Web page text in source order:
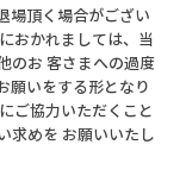
場頂く場合がござい
おかれましては、当
のお 客さまへの過度
願いをする形となり
ご協力いただくこと
求めを お願いいたし